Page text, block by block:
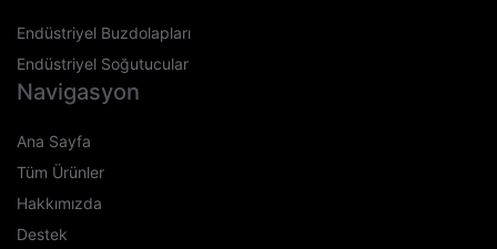
Endüstriyel Buzdolapları
Endüstriyel Soğutucular
Navigasyon
Ana Sayfa
Tüm Ürünler
Hakkımızda
Destek